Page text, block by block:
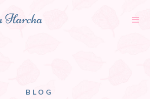
BLOG